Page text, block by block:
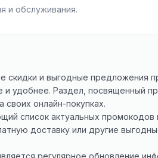
и обслуживания.
и выгодные предложения
удобнее. Раздел, посвященный
онлайн-покупках.
список актуальных промокодов
доставку или другие
регулярное обновление